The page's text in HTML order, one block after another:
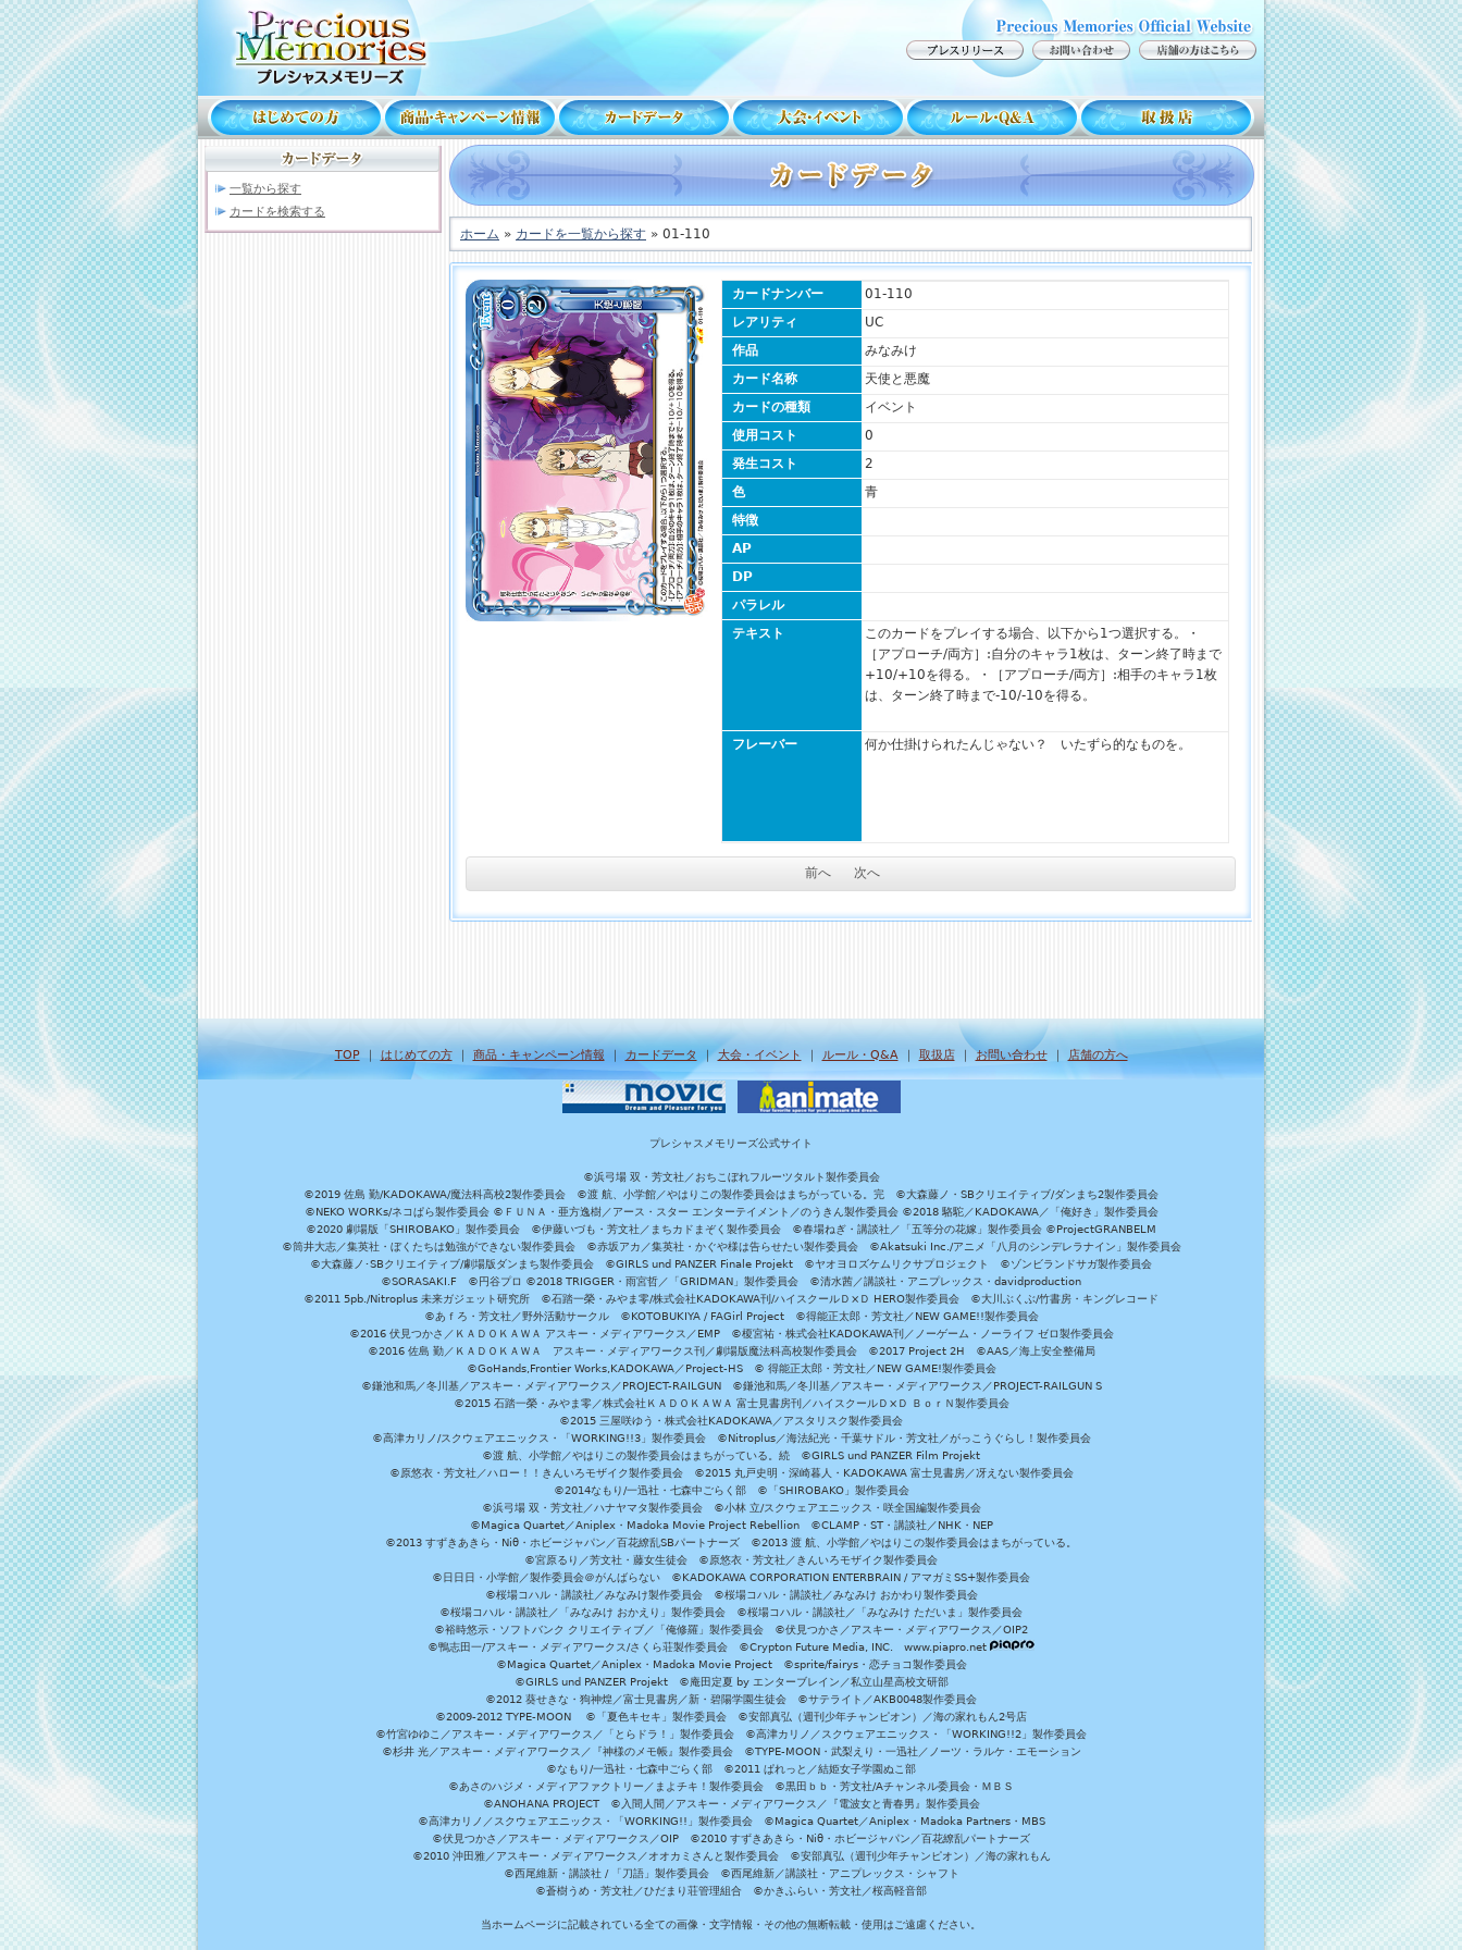
一覧から探す
カードを検索する
ホーム » カードを一覧から探す » 01-110
カードナンバー
01-110
レアリティ
UC
作品
みなみけ
カード名称
天使と悪魔
カードの種類
イベント
使用コスト
0
発生コスト
2
色
青
特徴
AP
DP
パラレル
テキスト
このカードをプレイする場合、以下から1つ選択する。・
［アプローチ/両方］:自分のキャラ1枚は、ターン終了時まで
+10/+10を得る。・［アプローチ/両方］:相手のキャラ1枚
は、ターン終了時まで-10/-10を得る。
フレーバー 何か仕掛けられたんじゃない？ いたずら的なものを。
前へ 次へ
TOP｜ はじめての方｜ 商品・キャンペーン情報 ｜ カードデータ ｜大会・イベント ｜ ルール・Q&A｜ 取扱店｜お問い合わせ｜ 店舗の方へ
プレシャスメモリーズ公式サイト
©浜弓場 双・芳文社／おちこぼれフルーツタルト製作委員会
©2019 佐島 勤/KADOKAWA/魔法科高校2製作委員会 ©渡 航、小学館／やはりこの製作委員会はまちがっている。完 ©大森藤ノ・SBクリエイティブ/ダンまち2製作委員会
©NEKO WORKs/ネコぱら製作委員会 ©ＦＵＮＡ・亜方逸樹／アース・スター エンターテイメント／のうきん製作委員会 ©2018 駱駝／KADOKAWA／「俺好き」製作委員会
©2020 劇場版「SHIROBAKO」製作委員会 ©伊藤いづも・芳文社／まちカドまぞく製作委員会 ©春場ねぎ・講談社／「五等分の花嫁」製作委員会 ©ProjectGRANBELM
©筒井大志／集英社・ぼくたちは勉強ができない製作委員会 ©赤坂アカ／集英社・かぐや様は告らせたい製作委員会 ©Akatsuki Inc./アニメ「八月のシンデレラナイン」製作委員会
©大森藤ノ･SBクリエイティブ/劇場版ダンまち製作委員会 ©GIRLS und PANZER Finale Projekt ©ヤオヨロズケムリクサプロジェクト ©ゾンビランドサガ製作委員会
©SORASAKI.F ©円谷プロ ©2018 TRIGGER・雨宮哲／「GRIDMAN」製作委員会 ©清水茜／講談社・アニプレックス・davidproduction
©2011 5pb./Nitroplus 未来ガジェット研究所 ©石踏一榮・みやま零/株式会社KADOKAWA刊/ハイスクールＤ×Ｄ HERO製作委員会 ©大川ぶくぶ/竹書房・キングレコード
©あｆろ・芳文社／野外活動サークル ©KOTOBUKIYA / FAGirl Project ©得能正太郎・芳文社／NEW GAME!!製作委員会
©2016 伏見つかさ／ＫＡＤＯＫＡＷＡ アスキー・メディアワークス／EMP ©榎宮祐・株式会社KADOKAWA刊／ノーゲーム・ノーライフ ゼロ製作委員会
©2016 佐島 勤／ＫＡＤＯＫＡＷＡ アスキー・メディアワークス刊／劇場版魔法科高校製作委員会 ©2017 Project 2H ©AAS／海上安全整備局
©GoHands,Frontier Works,KADOKAWA／Project-HS © 得能正太郎・芳文社／NEW GAME!製作委員会
©鎌池和馬／冬川基／アスキー・メディアワークス／PROJECT-RAILGUN ©鎌池和馬／冬川基／アスキー・メディアワークス／PROJECT-RAILGUN S
©2015 石踏一榮・みやま零／株式会社ＫＡＤＯＫＡＷＡ 富士見書房刊／ハイスクールＤ×Ｄ ＢｏｒＮ製作委員会
©2015 三屋咲ゆう・株式会社KADOKAWA／アスタリスク製作委員会
©高津カリノ/スクウェアエニックス・「WORKING!!3」製作委員会 ©Nitroplus／海法紀光・千葉サドル・芳文社／がっこうぐらし！製作委員会
©渡 航、小学館／やはりこの製作委員会はまちがっている。続 ©GIRLS und PANZER Film Projekt
©原悠衣・芳文社／ハロー！！きんいろモザイク製作委員会 ©2015 丸戸史明・深崎暮人・KADOKAWA 富士見書房／冴えない製作委員会
©2014なもり/一迅社・七森中ごらく部 ©「SHIROBAKO」製作委員会
©浜弓場 双・芳文社／ハナヤマタ製作委員会 ©小林 立/スクウェアエニックス・咲全国編製作委員会
©Magica Quartet／Aniplex・Madoka Movie Project Rebellion ©CLAMP・ST・講談社／NHK・NEP
©2013 すずきあきら・Niθ・ホビージャパン／百花繚乱SBパートナーズ ©2013 渡 航、小学館／やはりこの製作委員会はまちがっている。
©宮原るり／芳文社・藤女生徒会 ©原悠衣・芳文社／きんいろモザイク製作委員会
©日日日・小学館／製作委員会＠がんばらない ©KADOKAWA CORPORATION ENTERBRAIN / アマガミSS+製作委員会
©桜場コハル・講談社／みなみけ製作委員会 ©桜場コハル・講談社／みなみけ おかわり製作委員会
©桜場コハル・講談社／「みなみけ おかえり」製作委員会 ©桜場コハル・講談社／「みなみけ ただいま」製作委員会
©裕時悠示・ソフトバンク クリエイティブ／「俺修羅」製作委員会 ©伏見つかさ／アスキー・メディアワークス／OIP2
©鴨志田一/アスキー・メディアワークス/さくら荘製作委員会 ©Crypton Future Media, INC. www.piapro.net
©Magica Quartet／Aniplex・Madoka Movie Project ©sprite/fairys・恋チョコ製作委員会
©GIRLS und PANZER Projekt ©庵田定夏 by エンターブレイン／私立山星高校文研部
©2012 葵せきな・狗神煌／富士見書房／新・碧陽学園生徒会 ©サテライト／AKB0048製作委員会
©2009-2012 TYPE-MOON ©「夏色キセキ」製作委員会 ©安部真弘（週刊少年チャンピオン）／海の家れもん2号店
©竹宮ゆゆこ／アスキー・メディアワークス／「とらドラ！」製作委員会 ©高津カリノ／スクウェアエニックス・「WORKING!!2」製作委員会
©杉井 光／アスキー・メディアワークス／『神様のメモ帳』製作委員会 ©TYPE-MOON・武梨えり・一迅社／ノーツ・ラルケ・エモーション
©なもり/一迅社・七森中ごらく部 ©2011 ぱれっと／結姫女子学園ぬこ部
©あさのハジメ・メディアファクトリー／まよチキ！製作委員会 ©黒田ｂｂ・芳文社/Aチャンネル委員会・ＭＢＳ
©ANOHANA PROJECT ©入間人間／アスキー・メディアワークス／『電波女と青春男』製作委員会
©高津カリノ／スクウェアエニックス・「WORKING!!」製作委員会 ©Magica Quartet／Aniplex・Madoka Partners・MBS
©伏見つかさ／アスキー・メディアワークス／OIP ©2010 すずきあきら・Niθ・ホビージャパン／百花繚乱パートナーズ
©2010 沖田雅／アスキー・メディアワークス／オオカミさんと製作委員会 ©安部真弘（週刊少年チャンピオン）／海の家れもん
©西尾維新・講談社 / 「刀語」製作委員会 ©西尾維新／講談社・アニプレックス・シャフト
©蒼樹うめ・芳文社／ひだまり荘管理組合 ©かきふらい・芳文社／桜高軽音部
当ホームページに記載されている全ての画像・文字情報・その他の無断転載・使用はご遠慮ください。